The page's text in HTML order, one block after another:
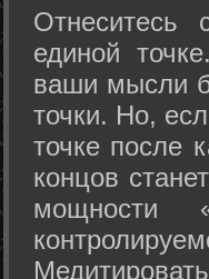
Отнеситесь
единой
ваши мысли
точки. Но,
точке после
концов
мощности